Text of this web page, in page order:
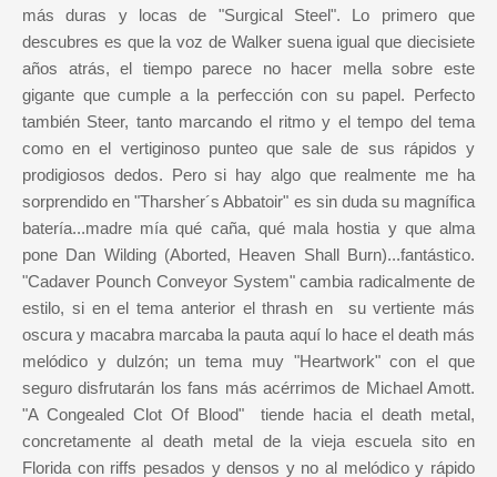
más duras y locas de "Surgical Steel". Lo primero que
descubres es que la voz de Walker suena igual que diecisiete
años atrás, el tiempo parece no hacer mella sobre este
gigante que cumple a la perfección con su papel. Perfecto
también Steer, tanto marcando el ritmo y el tempo del tema
como en el vertiginoso punteo que sale de sus rápidos y
prodigiosos dedos. Pero si hay algo que realmente me ha
sorprendido en "Tharsher´s Abbatoir" es sin duda su magnífica
batería...madre mía qué caña, qué mala hostia y que alma
pone Dan Wilding (Aborted, Heaven Shall Burn)...fantástico.
"Cadaver Pounch Conveyor System" cambia radicalmente de
estilo, si en el tema anterior el thrash en su vertiente más
oscura y macabra marcaba la pauta aquí lo hace el death más
melódico y dulzón; un tema muy "Heartwork" con el que
seguro disfrutarán los fans más acérrimos de Michael Amott.
"A Congealed Clot Of Blood" tiende hacia el death metal,
concretamente al death metal de la vieja escuela sito en
Florida con riffs pesados y densos y no al melódico y rápido